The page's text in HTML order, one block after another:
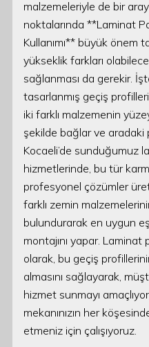
malzemeleriyle de bir
noktalarında **Laminat
Kullanımı** büyük önem
yükseklik farkları
sağlanması da gerekir.
tasarlanmış geçiş
iki farklı malzemenin
şekilde bağlar ve aradaki
Kocaeli’de sunduğumuz
hizmetlerinde, bu tür
profesyonel çözümler
farklı zemin
bulundurarak en uygun
montajını yapar. Laminat
olarak, bu geçiş
almasını sağlayarak,
hizmet sunmayı
mekanınızın her
etmeniz için çalışıyoruz.